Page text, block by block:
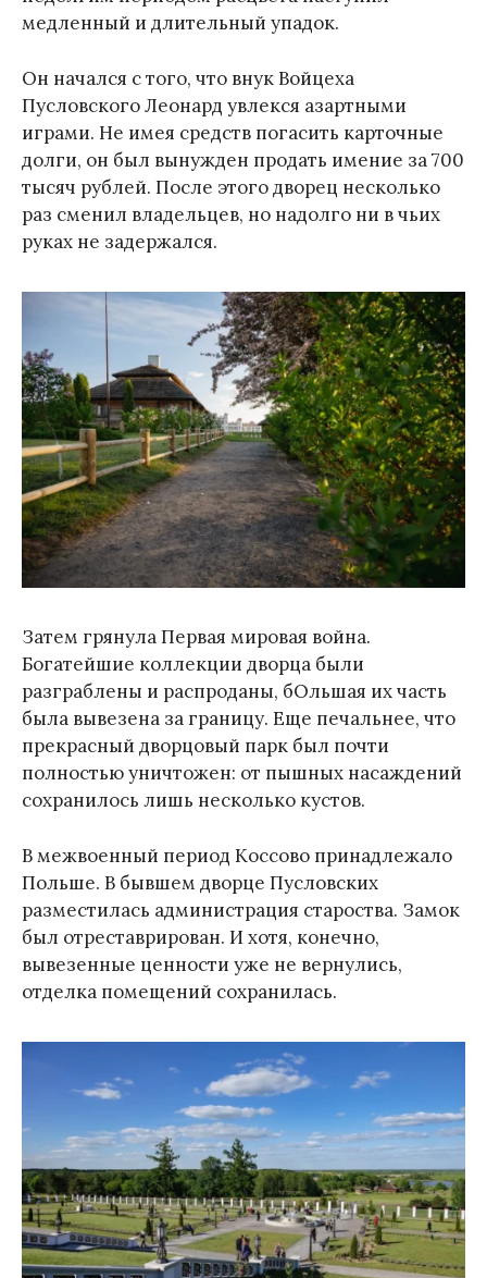
медленный и длительный упадок.
Он начался с того, что внук Войцеха
Пусловского Леонард увлекся азартными
играми. Не имея средств погасить карточные
долги, он был вынужден продать имение за 700
тысяч рублей. После этого дворец несколько
раз сменил владельцев, но надолго ни в чьих
руках не задержался.
Затем грянула Первая мировая война.
Богатейшие коллекции дворца были
разграблены и распроданы, бОльшая их часть
была вывезена за границу. Еще печальнее, что
прекрасный дворцовый парк был почти
полностью уничтожен: от пышных насаждений
сохранилось лишь несколько кустов.
В межвоенный период Коссово принадлежало
Польше. В бывшем дворце Пусловских
разместилась администрация староства. Замок
был отреставрирован. И хотя, конечно,
вывезенные ценности уже не вернулись,
отделка помещений сохранилась.